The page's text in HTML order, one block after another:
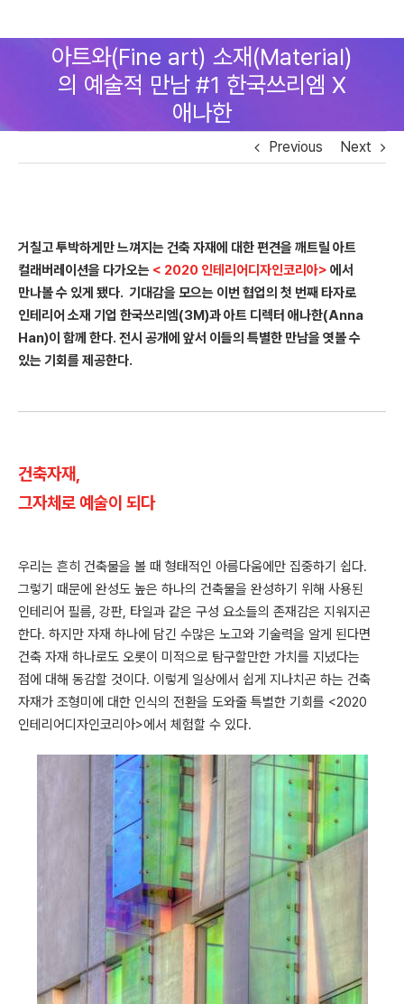
아트와(Fine art) 소재(Material)
의 예술적 만남 #1 한국쓰리엠 X
애나한
Previous Next
거칠고 투박하게만 느껴지는 건축 자재에 대한 편견을 깨트릴 아트
컬래버레이션을 다가오는 < 2020 인테리어디자인코리아> 에서
만나볼 수 있게 됐다. 기대감을 모으는 이번 협업의 첫 번째 타자로
인테리어 소재 기업 한국쓰리엠(3M)과 아트 디렉터 애나한(Anna
Han)이 함께 한다. 전시 공개에 앞서 이들의 특별한 만남을 엿볼 수
있는 기회를 제공한다.
건축자재,
그자체로 예술이 되다
우리는 흔히 건축물을 볼 때 형태적인 아름다움에만 집중하기 쉽다.
그렇기 때문에 완성도 높은 하나의 건축물을 완성하기 위해 사용된
인테리어 필름, 강판, 타일과 같은 구성 요소들의 존재감은 지워지곤
한다. 하지만 자재 하나에 담긴 수많은 노고와 기술력을 알게 된다면
건축 자재 하나로도 오롯이 미적으로 탐구할만한 가치를 지녔다는
점에 대해 동감할 것이다. 이렇게 일상에서 쉽게 지나치곤 하는 건축
자재가 조형미에 대한 인식의 전환을 도와줄 특별한 기회를 <2020
인테리어디자인코리아>에서 체험할 수 있다.